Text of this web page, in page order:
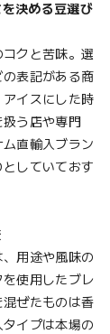
決める豆選び
クと苦味。選
表記がある商
イスにした時
う店や専門
直輸入ブラン
していておす
用途や風味の
使用したブレ
ぜたものは香
イプは本場の